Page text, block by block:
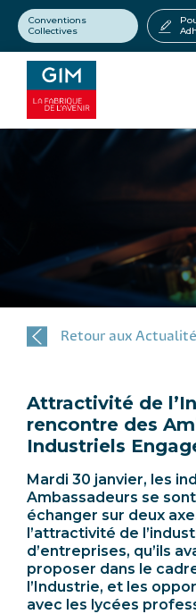
Conventions
Collectives
Retour aux
Attractivité de
rencontre des
Industriels
Mardi 30 janvier, les
Ambassadeurs se
échanger sur deux
l’attractivité de
d’entreprises, qu’ils
proposer dans le
l’Industrie, et les
avec les lycées